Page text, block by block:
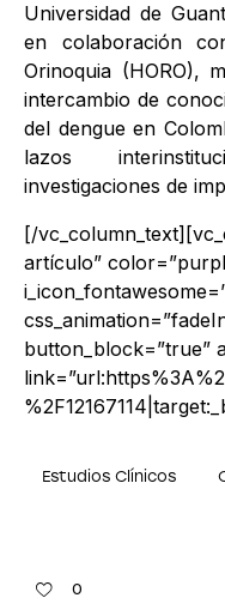
Universidad de
en colaboración
Orinoquia (HORO),
intercambio de
del dengue en
lazos
investigaciones de
[/
artículo”
button_block=”true”
Estudios Clínicos
0